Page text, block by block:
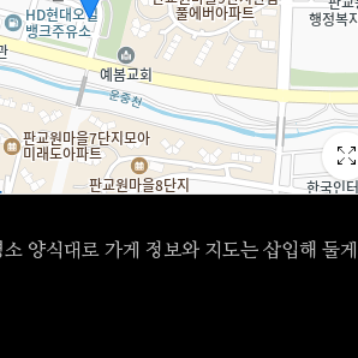
양식대로 가게 정보와 지도는 삽입해 둘